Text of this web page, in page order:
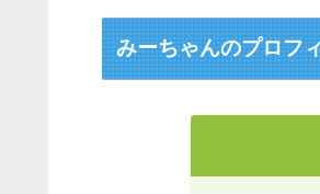
みーちゃんのプロフ